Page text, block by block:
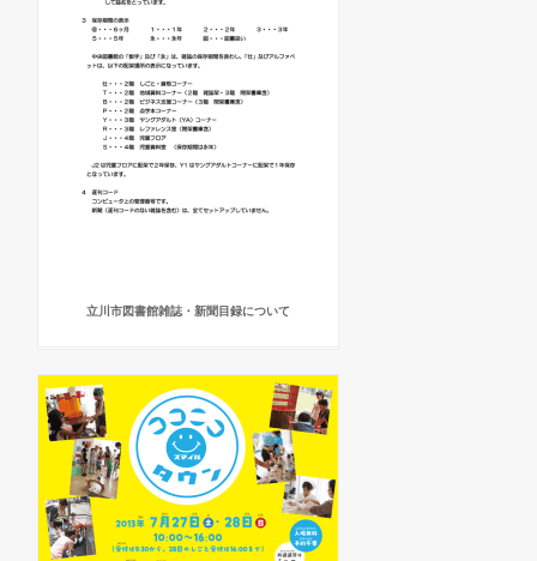
立川市図書館雑誌・新聞目録について